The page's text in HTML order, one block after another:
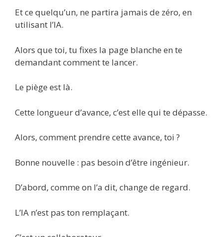
Et ce quelqu’un, ne partira jamais de zéro, en
utilisant l’IA.
Alors que toi, tu fixes la page blanche en te
demandant comment te lancer.
Le piège est là.
Cette longueur d’avance, c’est elle qui te dépasse.
Alors, comment prendre cette avance, toi ?
Bonne nouvelle : pas besoin d’être ingénieur.
D’abord, comme on l’a dit, change de regard.
L’IA n’est pas ton remplaçant.